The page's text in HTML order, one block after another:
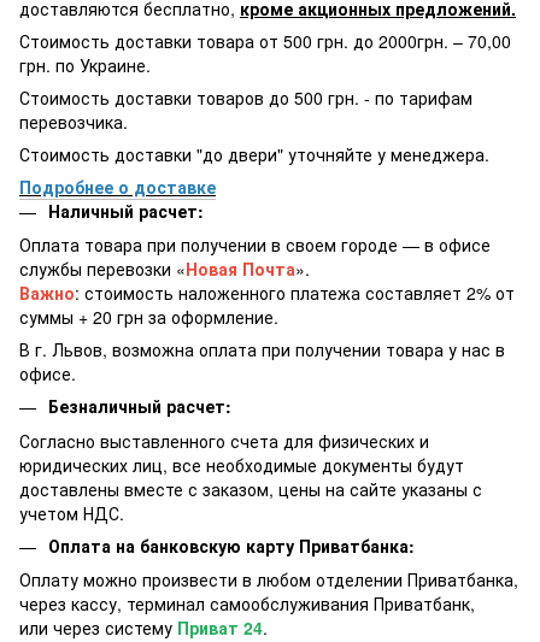
доставляются бесплатно, кроме акционных предложений.
Стоимость доставки товара от 500 грн. до 2000грн. – 70,00
грн. по Украине.
Стоимость доставки товаров до 500 грн. - по тарифам
перевозчика.
Стоимость доставки "до двери" уточняйте у менеджера.
Подробнее о доставке
Наличный расчет:
Оплата товара при получении в своем городе — в офисе
службы перевозки «Новая Почта».
Важно: стоимость наложенного платежа составляет 2% от
суммы + 20 грн за оформление.
В г. Львов, возможна оплата при получении товара у нас в
офисе.
Безналичный расчет:
Согласно выставленного счета для физических и
юридических лиц, все необходимые документы будут
доставлены вместе с заказом, цены на сайте указаны с
учетом НДС.
Оплата на банковскую карту Приватбанка:
Оплату можно произвести в любом отделении Приватбанка,
через кассу, терминал самообслуживания Приватбанк,
или через систему Приват 24.